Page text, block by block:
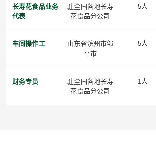
长寿花食品业务
代表
驻全国各地长寿
花食品分公司
5人
车间操作工
山东省滨州市邹
平市
5人
财务专员
驻全国各地长寿
花食品分公司
1人